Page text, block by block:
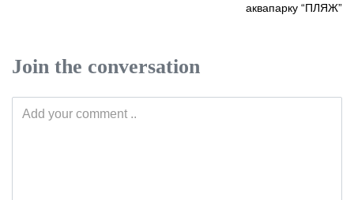
аквапарку “ПЛЯЖ”
Join the conversation